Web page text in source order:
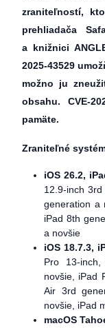
zraniteľností,
prehliadača
a knižnici
2025-43529
možno ju
obsahu. CVE-
pamäte.
Zraniteľné
iOS 26.2,
12.9-inch
generation a
iPad 8th
a novšie
iOS 18.7.3,
Pro 13-
novšie, iPad
Air 3rd
novšie, iPad
macOS